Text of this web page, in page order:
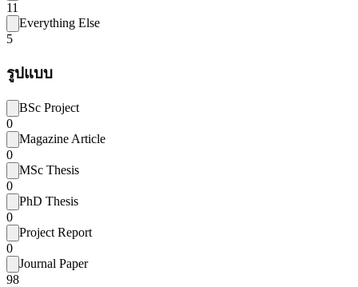
11
Everything Else
5
รูปแบบ
BSc Project
0
Magazine Article
0
MSc Thesis
0
PhD Thesis
0
Project Report
0
Journal Paper
98